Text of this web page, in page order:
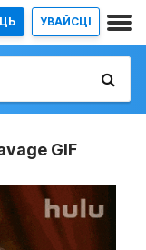
УВАЙСЦІ
GIF